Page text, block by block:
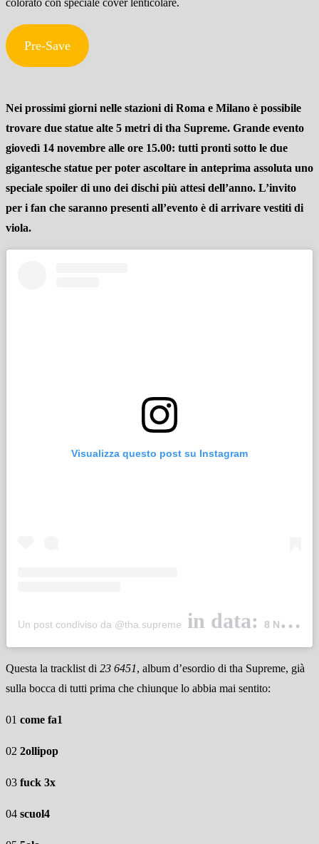
colorato con speciale cover lenticolare.
Pre-Save
Nei prossimi giorni nelle stazioni di Roma e Milano è possibile
trovare due statue alte 5 metri di tha Supreme. Grande evento
giovedì 14 novembre alle ore 15.00: tutti pronti sotto le due
gigantesche statue per poter ascoltare in anteprima assoluta uno
speciale spoiler di uno dei dischi più attesi dell’anno. L’invito
per i fan che saranno presenti all’evento è di arrivare vestiti di
viola.
Visualizza questo post su Instagram
Un post condiviso da @tha.supreme in data: 8 Nov 2019 alle ore 4:47 PST
Questa la tracklist di 23 6451, album d’esordio di tha Supreme, già
sulla bocca di tutti prima che chiunque lo abbia mai sentito:
01 come fa1
02 2ollipop
03 fuck 3x
04 scuol4